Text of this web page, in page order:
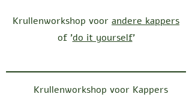
Krullenworkshop voor andere kappers
of 'do it yourself'
Krullenworkshop voor Kappers